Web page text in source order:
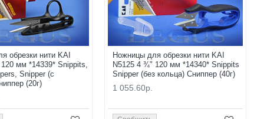
обрезки нити KAI
мм *14339* Snippits,
Snipper (с
(20г)
Ножницы для обрезки нити KAI
N5125 4 ¾" 120 мм *14340* Snippits
Snipper (без кольца) Сниппер (40г)
1 055.60р.